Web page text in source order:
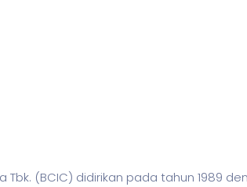
Tbk. (BCIC) didirikan pada tahun 1989